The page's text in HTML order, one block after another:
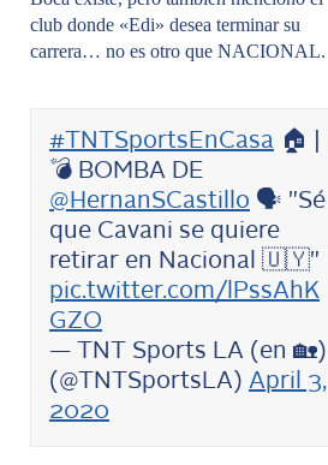
club donde «Edi» desea terminar su
carrera… no es otro que NACIONAL.
#TNTSportsEnCasa 🏠 |
💣 BOMBA DE
@HernanSCastillo 🗣 "Sé
que Cavani se quiere
retirar en Nacional 🇺🇾"
pic.twitter.com/lPssAhK
GZO
— TNT Sports LA (en 🏡)
(@TNTSportsLA) April 3,
2020